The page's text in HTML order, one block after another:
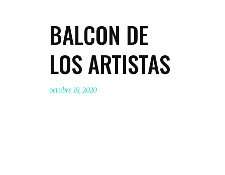
BALCON DE
LOS ARTISTAS
octubre 19, 2020